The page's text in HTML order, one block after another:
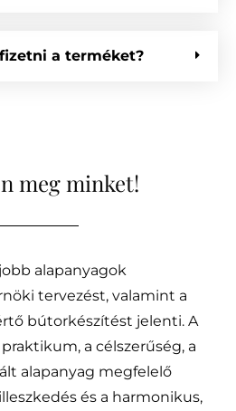
a terméket?
meg minket!
alapanyagok
tervezést, valamint a
bútorkészítést jelenti. A
a célszerűség, a
alapanyag megfelelő
és a harmonikus,